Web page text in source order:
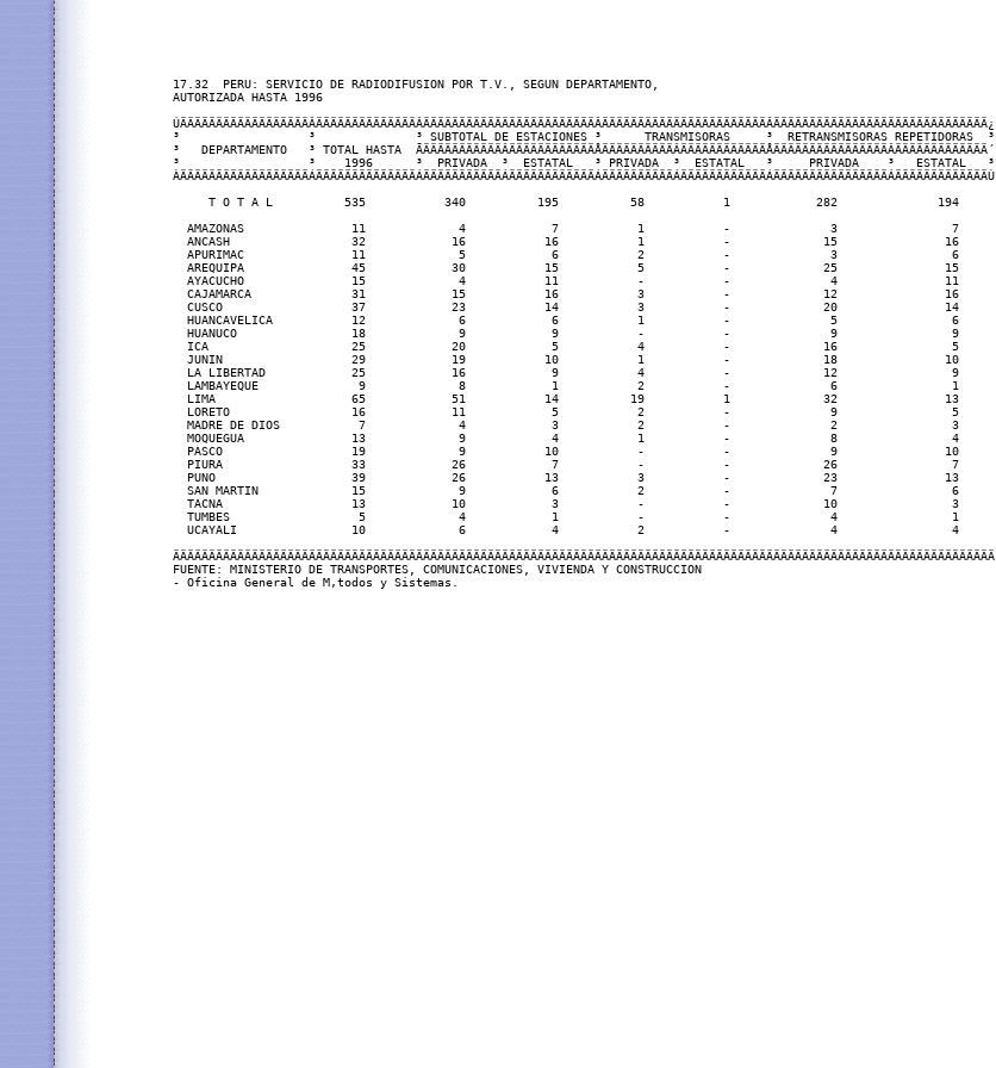
17.32  PERU: SERVICIO DE RADIODIFUSION POR T.V., SEGUN DEPARTAMENTO,
AUTORIZADA HASTA 1996
ÚÄÄÄÄÄÄÄÄÄÄÄÄÄÄÄÄÄÄÂÄÄÄÄÄÄÄÄÄÄÄÄÄÄÂÄÄÄÄÄÄÄÄÄÄÄÄÄÄÄÄÄÄÄÄÄÄÄÄÂÄÄÄÄÄÄÄÄÄÄÄÄÄÄÄÄÄÄÄÄÄÄÄÂÄÄÄÄÄÄÄÄÄÄÄÄÄÄÄÄÄÄÄÄÄÄÄÄÄÄÄÄÄÄ¿
³                  ³              ³ SUBTOTAL DE ESTACIONES ³      TRANSMISORAS     ³  RETRANSMISORAS REPETIDORAS  ³
³   DEPARTAMENTO   ³ TOTAL HASTA  ÃÄÄÄÄÄÄÄÄÄÄÄÂÄÄÄÄÄÄÄÄÄÄÄÄÅÄÄÄÄÄÄÄÄÄÄÂÄÄÄÄÄÄÄÄÄÄÄÄÅÄÄÄÄÄÄÄÄÄÄÄÄÄÄÄÄÂÄÄÄÄÄÄÄÄÄÄÄÄÄ´
³                  ³    1996      ³  PRIVADA  ³  ESTATAL   ³ PRIVADA  ³  ESTATAL   ³     PRIVADA    ³   ESTATAL   ³
ÀÄÄÄÄÄÄÄÄÄÄÄÄÄÄÄÄÄÄÁÄÄÄÄÄÄÄÄÄÄÄÄÄÄÁÄÄÄÄÄÄÄÄÄÄÄÁÄÄÄÄÄÄÄÄÄÄÄÄÁÄÄÄÄÄÄÄÄÄÄÁÄÄÄÄÄÄÄÄÄÄÄÄÁÄÄÄÄÄÄÄÄÄÄÄÄÄÄÄÄÁÄÄÄÄÄÄÄÄÄÄÄÄÄÙ
     T O T A L          535           340          195          58           1            282              194
  AMAZONAS               11             4            7           1           -              3                7
  ANCASH                 32            16           16           1           -             15               16
  APURIMAC               11             5            6           2           -              3                6
  AREQUIPA               45            30           15           5           -             25               15
  AYACUCHO               15             4           11           -           -              4               11
  CAJAMARCA              31            15           16           3           -             12               16
  CUSCO                  37            23           14           3           -             20               14
  HUANCAVELICA           12             6            6           1           -              5                6
  HUANUCO                18             9            9           -           -              9                9
  ICA                    25            20            5           4           -             16                5
  JUNIN                  29            19           10           1           -             18               10
  LA LIBERTAD            25            16            9           4           -             12                9
  LAMBAYEQUE              9             8            1           2           -              6                1
  LIMA                   65            51           14          19           1             32               13
  LORETO                 16            11            5           2           -              9                5
  MADRE DE DIOS           7             4            3           2           -              2                3
  MOQUEGUA               13             9            4           1           -              8                4
  PASCO                  19             9           10           -           -              9               10
  PIURA                  33            26            7           -           -             26                7
  PUNO                   39            26           13           3           -             23               13
  SAN MARTIN             15             9            6           2           -              7                6
  TACNA                  13            10            3           -           -             10                3
  TUMBES                  5             4            1           -           -              4                1
  UCAYALI                10             6            4           2           -              4                4
ÄÄÄÄÄÄÄÄÄÄÄÄÄÄÄÄÄÄÄÄÄÄÄÄÄÄÄÄÄÄÄÄÄÄÄÄÄÄÄÄÄÄÄÄÄÄÄÄÄÄÄÄÄÄÄÄÄÄÄÄÄÄÄÄÄÄÄÄÄÄÄÄÄÄÄÄÄÄÄÄÄÄÄÄÄÄÄÄÄÄÄÄÄÄÄÄÄÄÄÄÄÄÄÄÄÄÄÄÄÄÄÄÄÄÄ
FUENTE: MINISTERIO DE TRANSPORTES, COMUNICACIONES, VIVIENDA Y CONSTRUCCION